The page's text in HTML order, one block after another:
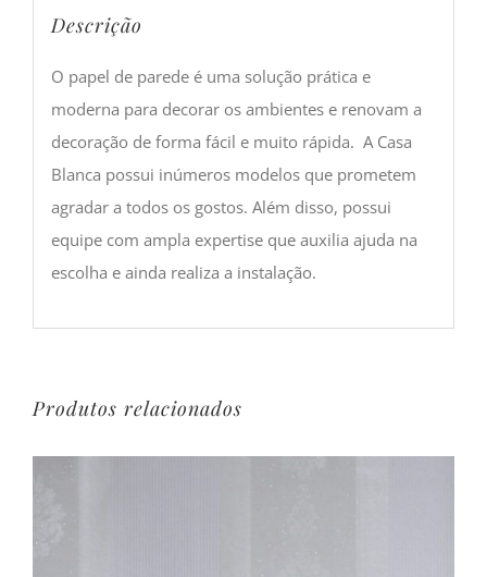
Descrição
O papel de parede é uma solução prática e
moderna para decorar os ambientes e renovam a
decoração de forma fácil e muito rápida. A Casa
Blanca possui inúmeros modelos que prometem
agradar a todos os gostos. Além disso, possui
equipe com ampla expertise que auxilia ajuda na
escolha e ainda realiza a instalação.
Produtos relacionados